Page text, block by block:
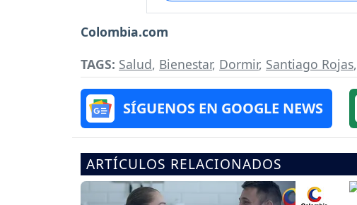
Colombia.com
TAGS: Salud, Bienestar, Dormir, Santiago Rojas,
SÍGUENOS EN GOOGLE NEWS
ARTÍCULOS RELACIONADOS